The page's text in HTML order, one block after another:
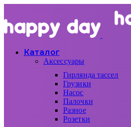
Каталог
Аксессуары
Гирлянда тассел
Грузики
Насос
Палочки
Разное
Розетки